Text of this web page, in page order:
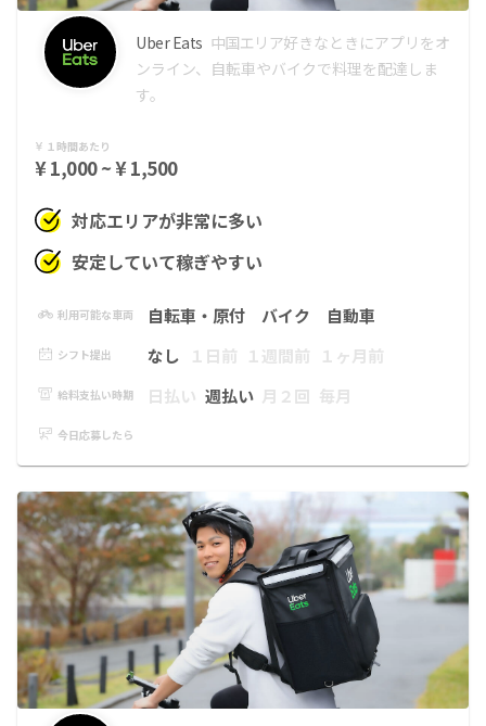
Uber Eats 中国エリア好きなときにアプリをオ
ンライン、自転車やバイクで料理を配達しま
す。
１時間あたり
¥ 1,000 ~ ¥ 1,500
対応エリアが非常に多い
安定していて稼ぎやすい
利用可能な車両 自転車・原付 バイク 自動車
シフト提出 なし １日前 １週間前 １ヶ月前
給料支払い時期 日払い 週払い 月２回 毎月
今日応募したら